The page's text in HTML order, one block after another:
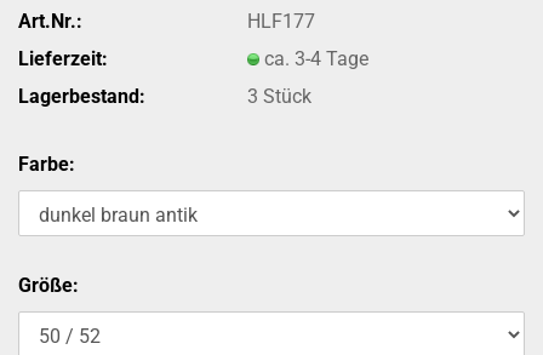
Art.Nr.:
HLF177
Lieferzeit:
ca. 3-4 Tage
Lagerbestand:
3Stück
Farbe:
Größe: